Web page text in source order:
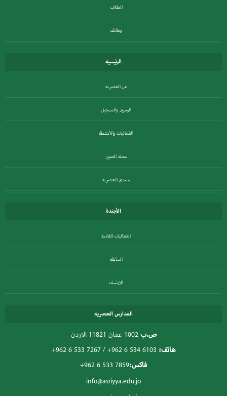
الطلاب
وظائف
الرئيسيه
عن العصريه
الرسوم والتسجيل
الفعاليات والأنشطة
مجلد الصور
منتدى العصريه
الأجندة
الفعاليات القادمة
السابقه
الارشيف
المدارس العصريه
ص.ب1002 عمان 11821 الاردن
هاتف: +962 6 534 6103
/
+962 6 533 7267
فاكس:+962 6 533 7859
info@asriyya.edu.jo